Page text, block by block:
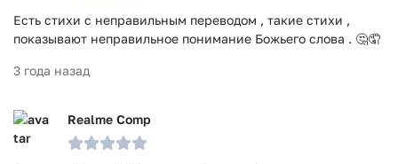
Есть стихи с неправильным переводом , такие стихи ,
показывают неправильное понимание Божьего слова . 🤔🤦
3 года назад
Realme Comp